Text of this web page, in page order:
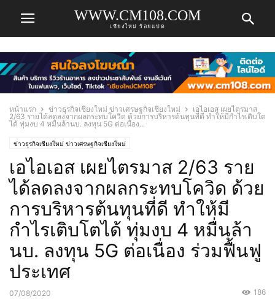
WWW.CM108.COM
เชียงใหม่ ร้อยแปด
หน้าแรก ข่าวธุรกิจเชียงใหม่ ข่าวเศรษฐกิจเชียงใหม่
เอไอเอส เผยไตรมาส
2/63 รายได้ลดลงจากผลกระทบโควิด ด้วยการบริหารต้นทุนที่ดี ทำให้มีกำไรเติบโต
ได้ ทุ่มงบ 4 หมื่นล้านบ. ลงทุน 5G ต่อเนื่อง...
ข่าวธุรกิจเชียงใหม่ ข่าวเศรษฐกิจเชียงใหม่
เอไอเอส เผยไตรมาส 2/63 ราย
ได้ลดลงจากผลกระทบโควิด ด้วย
การบริหารต้นทุนที่ดี ทำให้มี
กำไรเติบโตได้ ทุ่มงบ 4 หมื่นล้า
นบ. ลงทุน 5G ต่อเนื่อง ร่วมฟื้นฟู
ประเทศ
07/08/2020 186